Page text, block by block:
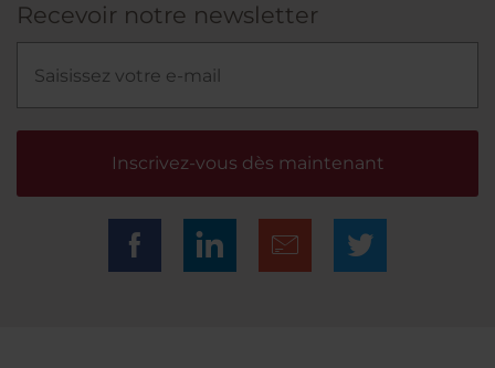
Recevoir notre newsletter
Inscrivez-vous dès maintenant